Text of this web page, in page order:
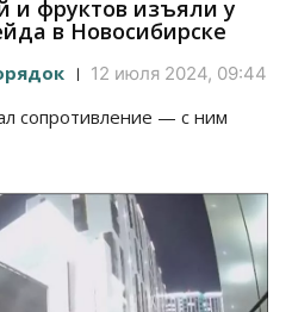
и фруктов изъяли у
в Новосибирске
12 июля 2024, 09:44
сопротивление — с ним